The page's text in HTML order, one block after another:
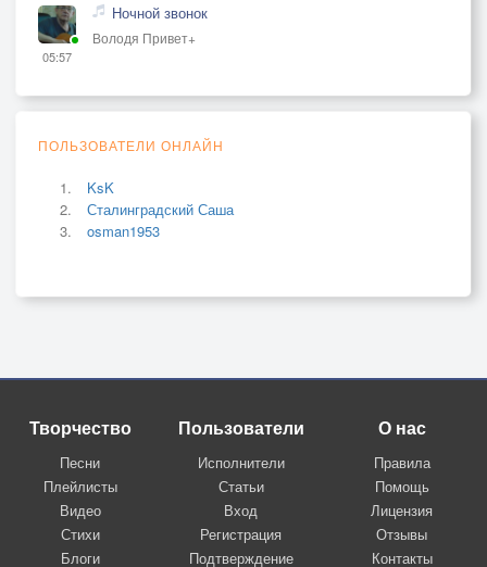
05:57
Ночной звонок
Володя Привет+
ПОЛЬЗОВАТЕЛИ ОНЛАЙН
KsK
Сталинградский Саша
osman1953
Творчество
Песни
Плейлисты
Видео
Стихи
Блоги
Пользователи
Исполнители
Статьи
Вход
Регистрация
Подтверждение
О нас
Правила
Помощь
Лицензия
Отзывы
Контакты